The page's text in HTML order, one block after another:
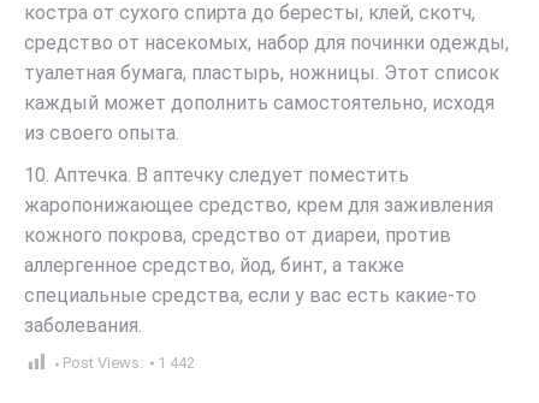
костра от сухого спирта до бересты, клей, скотч,
средство от насекомых, набор для починки одежды,
туалетная бумага, пластырь, ножницы. Этот список
каждый может дополнить самостоятельно, исходя
из своего опыта.
10. Аптечка. В аптечку следует поместить
жаропонижающее средство, крем для заживления
кожного покрова, средство от диареи, против
аллергенное средство, йод, бинт, а также
специальные средства, если у вас есть какие-то
заболевания.
Post Views: 1 442